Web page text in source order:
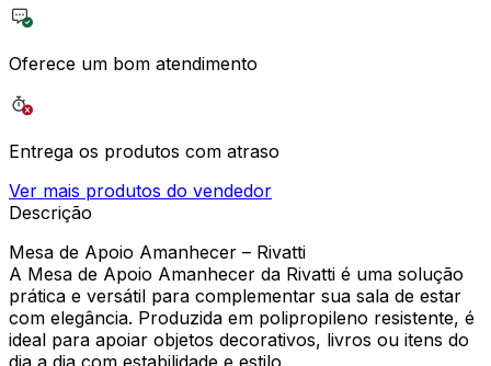
Oferece um bom atendimento
Entrega os produtos com atraso
Ver mais produtos do vendedor
Descrição
Mesa de Apoio Amanhecer – Rivatti
A Mesa de Apoio Amanhecer da Rivatti é uma solução
prática e versátil para complementar sua sala de estar
com elegância. Produzida em polipropileno resistente, é
ideal para apoiar objetos decorativos, livros ou itens do
dia a dia com estabilidade e estilo.